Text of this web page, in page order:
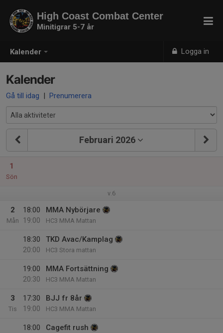
Kalender Logga in
High Coast Combat Center
Minitigrar 5-7 år
Kalender
Gå till idag | Prenumerera
Februari 2026
1
Sön
v.6
2
Mån
18:00
19:00
MMA Nybörjare
HC3 MMA Mattan
18:30
20:00
TKD Avac/Kamplag
HC3 Stora mattan
19:00
20:30
MMA Fortsättning
HC3 MMA Mattan
3
Tis
17:30
19:00
BJJ fr 8år
HC3 MMA Mattan
18:00
Cagefit rush